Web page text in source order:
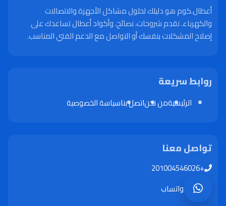
أعطال.كوم هو دليلك لحلول مشاكل الأجهزة والاتصالات
والكهرباء. نقدم شروحات، نصائح، وأكواد أعطال تساعدك على
إصلاح المشكلات بنفسك أو التواصل مع الدعم الفني المناسب.
روابط سريعة
الرئيسيةمن نحناتصل بناسياسة الخصوصية
تواصل معنا
+201004546026
واتساب